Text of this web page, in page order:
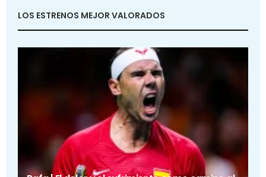
LOS ESTRENOS MEJOR VALORADOS